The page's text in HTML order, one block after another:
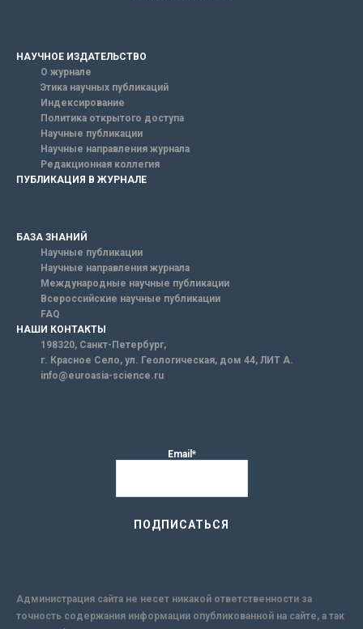
НАУЧНОЕ ИЗДАТЕЛЬСТВО
О журнале
Этика научных публикаций
Индексирование
Политика открытого доступа
Научные публикации
Научные направления журнала
Редакционная коллегия
ПУБЛИКАЦИЯ В ЖУРНАЛЕ
БАЗА ЗНАНИЙ
Научные публикации
Научные направления журнала
Международные научные публикации
Всероссийские научные публикации
FAQ
НАШИ КОНТАКТЫ
198320, Санкт-Петербург,
г. Красное Село, ул. Геологическая, дом 44, ЛИТ А.
info@euroasia-science.ru
Email*
Администрация сайта не несет никакой ответственности за
точность содержания информации опубликованной на сайте, а так